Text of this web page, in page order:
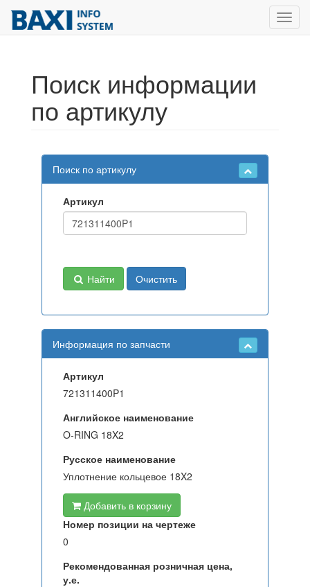
Поиск информации
по артикулу
Поиск по артикулу
Артикул
Найти Очистить
Информация по запчасти
Артикул
721311400P1
Английское наименование
O-RING 18X2
Русское наименование
Уплотнение кольцевое 18X2
Добавить в корзину
Номер позиции на чертеже
0
Рекомендованная розничная цена,
у.е.